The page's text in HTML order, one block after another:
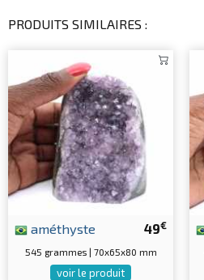
PRODUITS SIMILAIRES :
49€
améthyste
545 grammes | 70x65x80 mm
voir le produit